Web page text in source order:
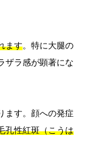
ます。特に大腿の
ザラ感が顕著にな
ます。顔への発症
孔性紅斑（こうは